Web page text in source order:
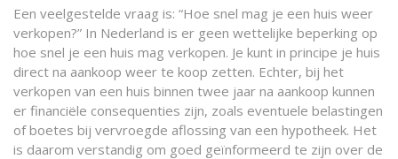
Een veelgestelde vraag is: “Hoe snel mag je een huis weer
verkopen?” In Nederland is er geen wettelijke beperking op
hoe snel je een huis mag verkopen. Je kunt in principe je huis
direct na aankoop weer te koop zetten. Echter, bij het
verkopen van een huis binnen twee jaar na aankoop kunnen
er financiële consequenties zijn, zoals eventuele belastingen
of boetes bij vervroegde aflossing van een hypotheek. Het
is daarom verstandig om goed geïnformeerd te zijn over de